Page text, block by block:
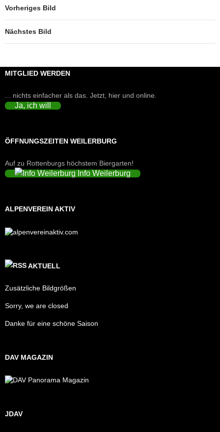
Vorheriges Bild
Nächstes Bild
MITGLIED WERDEN
... nichts einfacher als das. Jetzt, hier und online.
Ja, ich will
ÖFFNUNGSZEITEN WEILERBURG
Auf zu Rottenburgs höchstem Biergarten!
Info Weilerburg
ALPENVEREIN AKTIV
AKTUELL
Zusätzliche Bildgrößen
Sorry, we are closed
Danke für eine schöne Saison
DAV MAGAZIN
JDAV